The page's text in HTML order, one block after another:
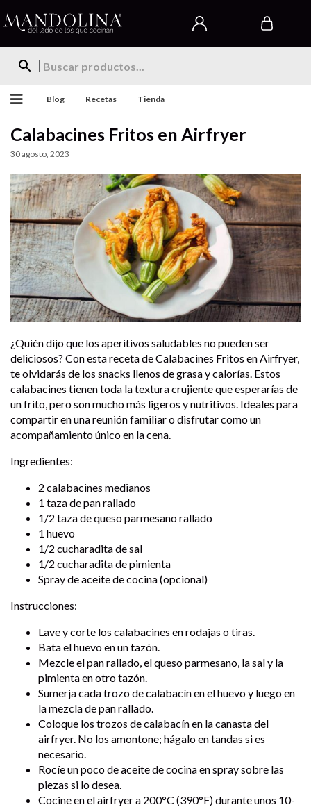
Blog Recetas Tienda
Calabacines Fritos en Airfryer
30 agosto, 2023
¿Quién dijo que los aperitivos saludables no pueden ser
deliciosos? Con esta receta de Calabacines Fritos en Airfryer,
te olvidarás de los snacks llenos de grasa y calorías. Estos
calabacines tienen toda la textura crujiente que esperarías de
un frito, pero son mucho más ligeros y nutritivos. Ideales para
compartir en una reunión familiar o disfrutar como un
acompañamiento único en la cena.
Ingredientes:
2 calabacines medianos
1 taza de pan rallado
1/2 taza de queso parmesano rallado
1 huevo
1/2 cucharadita de sal
1/2 cucharadita de pimienta
Spray de aceite de cocina (opcional)
Instrucciones:
Lave y corte los calabacines en rodajas o tiras.
Bata el huevo en un tazón.
Mezcle el pan rallado, el queso parmesano, la sal y la
pimienta en otro tazón.
Sumerja cada trozo de calabacín en el huevo y luego en
la mezcla de pan rallado.
Coloque los trozos de calabacín en la canasta del
airfryer. No los amontone; hágalo en tandas si es
necesario.
Rocíe un poco de aceite de cocina en spray sobre las
piezas si lo desea.
Cocine en el airfryer a 200°C (390°F) durante unos 10-